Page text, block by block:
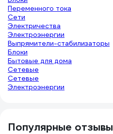
Переменного тока
Сети
Электричества
Электроэнергии
Выпрямители-стабилизаторы
Блоки
Бытовые для дома
Сетевые
Сетевые
Электроэнергии
Популярные отзывы